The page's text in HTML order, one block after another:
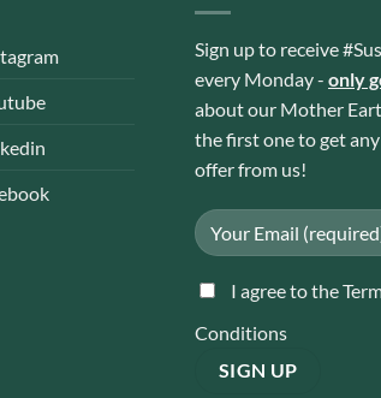
Sign up to receive
every Monday - only
about our Mother
the first one to get
offer from us!
I agree to the
Conditions